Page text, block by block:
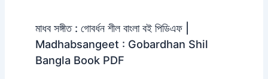
মাধব সঙ্গীত : গোবর্ধন শীল বাংলা বই পিডিএফ |
Madhabsangeet : Gobardhan Shil
Bangla Book PDF